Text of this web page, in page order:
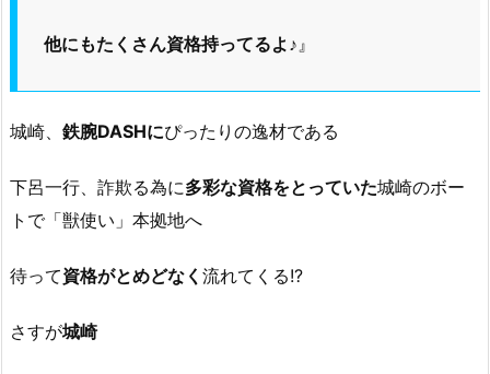
他にもたくさん資格持ってるよ♪ 』
城崎、 鉄腕DASHにぴったりの逸材である
下呂一行、詐欺る為に多彩な資格をとっていた城崎のボー
トで「獣使い」本拠地へ
待って資格がとめどなく 流れてくる!?
さすが城崎